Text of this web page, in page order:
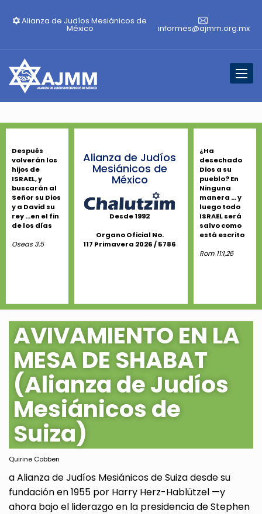
Alianza de Judíos Mesiánicos de
México informes@ajmm.org.mx
Después
volverán los
hijos de
ISRAEL, y
buscarán al
Señor su Dios
y a David su
rey ...en el fin
de los días
Oseas 3:5
Alianza de Judíos
Mesiánicos de
México
Desde 1992
Organo Oficial No.
117 Primavera 2026 / 5786
¿Ha
desechado
Dios a su
pueblo? En
Ninguna
manera ... y
luego todo
ISRAEL será
salvo como
está escrito
Rom 11:1,26
AVIVAMIENTO EN LA
MESA DE SHABAT
(Alianza de Judíos
Mesiánicos de
Suiza)
Quirine Cobben
a Alianza de Judíos Mesiánicos de Suiza desde su
fundación en 1955 por Harry Herz-Hablützel —y
ahora bajo el liderazgo en la presidencia de Stephen